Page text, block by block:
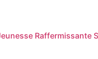
Raffermissante